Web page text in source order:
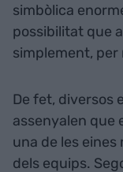
simbòlica
possibilitat que
simplement,
De fet, diversos
assenyalen que
una de les
dels equips.